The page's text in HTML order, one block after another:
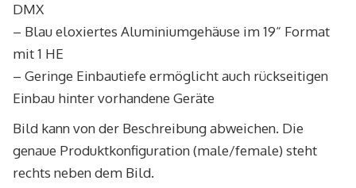
DMX
– Blau eloxiertes Aluminiumgehäuse im 19“ Format
mit 1 HE
– Geringe Einbautiefe ermöglicht auch rückseitigen
Einbau hinter vorhandene Geräte
Bild kann von der Beschreibung abweichen. Die
genaue Produktkonfiguration (male/female) steht
rechts neben dem Bild.